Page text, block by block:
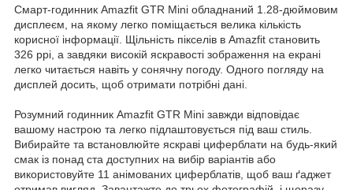
Смарт-годинник Amazfit GTR Mini обладнаний 1.28-дюймовим
дисплеєм, на якому легко поміщається велика кількість
корисної інформації. Щільність пікселів в Amazfit становить
326 ppi, а завдяки високій яскравості зображення на екрані
легко читається навіть у сонячну погоду. Одного погляду на
дисплей досить, щоб отримати потрібні дані.
Розумний годинник Amazfit GTR Mini завжди відповідає
вашому настрою та легко підлаштовується під ваш стиль.
Вибирайте та встановлюйте яскраві циферблати на будь-який
смак із понад ста доступних на вибір варіантів або
використовуйте 11 анімованих циферблатів, щоб ваш ґаджет